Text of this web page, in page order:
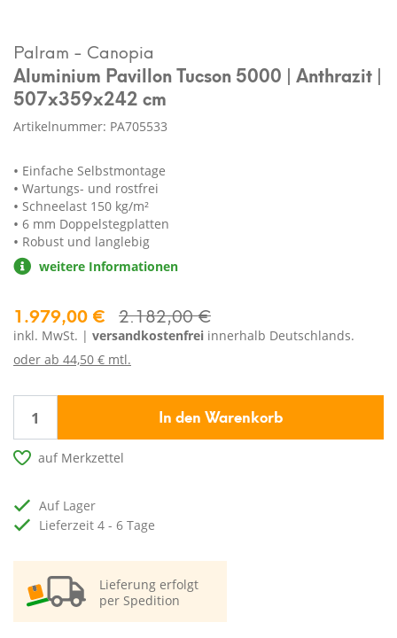
Palram - Canopia
Aluminium Pavillon Tucson 5000 | Anthrazit |
507x359x242 cm
Artikelnummer: PA705533
Einfache Selbstmontage
Wartungs- und rostfrei
Schneelast 150 kg/m²
6 mm Doppelstegplatten
Robust und langlebig
weitere Informationen
1.979,00 € 2.182,00 €
inkl. MwSt. | versandkostenfrei innerhalb Deutschlands.
oder ab 44,50 € mtl.
In den Warenkorb
auf Merkzettel
auf Lager
Lieferzeit 4 - 6 Tage
Lieferung erfolgt
per Spedition